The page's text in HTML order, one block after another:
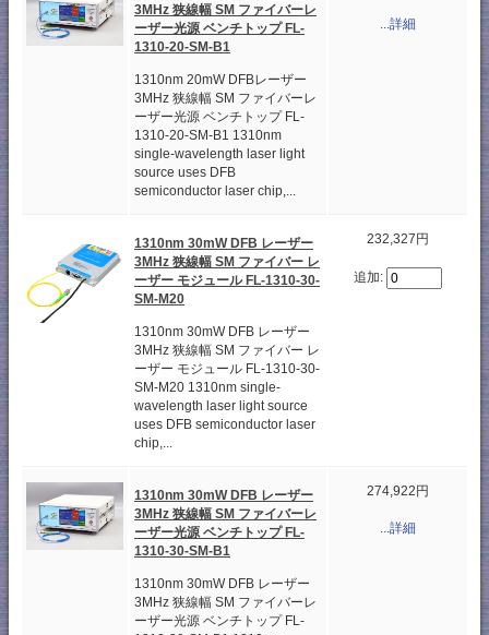
3MHz 狭線幅 SM ファイバーレ
ーザー光源 ベンチトップ FL-
1310-20-SM-B1
1310nm 20mW DFBレーザー
3MHz 狭線幅 SM ファイバーレ
ーザー光源 ベンチトップ FL-
1310-20-SM-B1 1310nm
single-wavelength laser light
source uses DFB
semiconductor laser chip,...
...詳細
1310nm 30mW DFB レーザー
3MHz 狭線幅 SM ファイバー レ
ーザー モジュール FL-1310-30-
SM-M20
1310nm 30mW DFB レーザー
3MHz 狭線幅 SM ファイバー レ
ーザー モジュール FL-1310-30-
SM-M20 1310nm single-
wavelength laser light source
uses DFB semiconductor laser
chip,...
232,327円
追加:
1310nm 30mW DFB レーザー
3MHz 狭線幅 SM ファイバーレ
ーザー光源 ベンチトップ FL-
1310-30-SM-B1
1310nm 30mW DFB レーザー
3MHz 狭線幅 SM ファイバーレ
ーザー光源 ベンチトップ FL-
274,922円
...詳細